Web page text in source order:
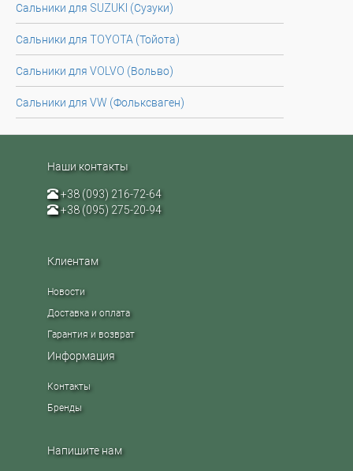
Сальники для SUZUKI (Сузуки)
Сальники для TOYOTA (Тойота)
Сальники для VOLVO (Вольво)
Сальники для VW (Фольксваген)
Наши контакты
+38 (093) 216-72-64
+38 (095) 275-20-94
Клиентам
Новости
Доставка и оплата
Гарантия и возврат
Информация
Контакты
Бренды
Напишите нам